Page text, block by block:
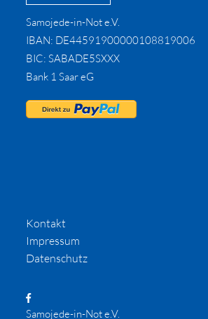
Samojede-in-Not e.V.
IBAN: DE44591900000108819006
BIC: SABADE5SXXX
Bank 1 Saar eG
Kontakt
Impressum
Datenschutz
Samojede-in-Not e.V.